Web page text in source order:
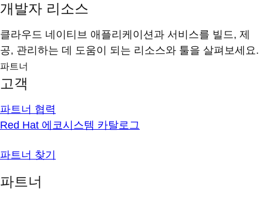
개발자 리소스
클라우드 네이티브 애플리케이션과 서비스를 빌드, 제
공, 관리하는 데 도움이 되는 리소스와 툴을 살펴보세요.
파트너
고객
파트너 협력
Red Hat 에코시스템 카탈로그
파트너 찾기
파트너